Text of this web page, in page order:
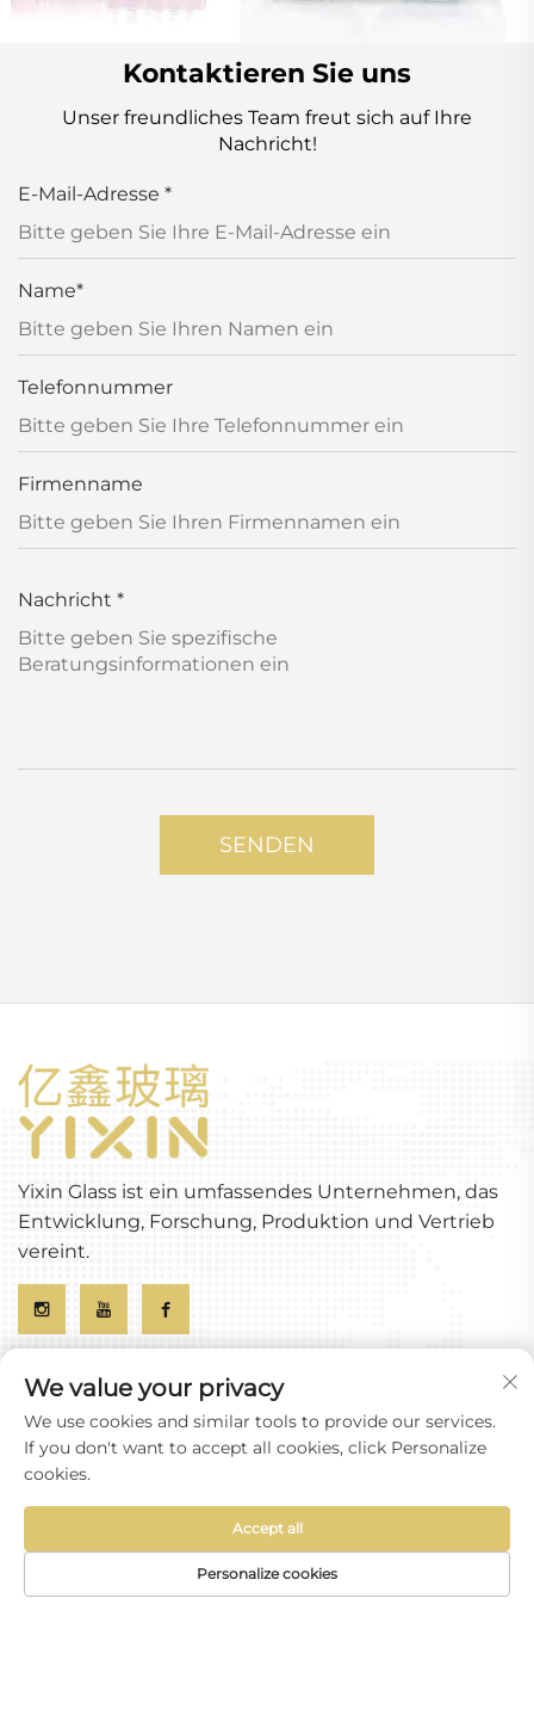
Kontaktieren Sie uns
Unser freundliches Team freut sich auf Ihre
Nachricht!
E-Mail-Adresse *
Name*
Telefonnummer
Firmenname
Nachricht *
SENDEN
Yixin Glass ist ein umfassendes Unternehmen, das
Entwicklung, Forschung, Produktion und Vertrieb
vereint.
Schnelllinks
Über uns
Dienstleistungen Details
Allgemeine Geschäftsbedingungen
We value your privacy
We use cookies and similar tools to provide our services.
If you don't want to accept all cookies, click Personalize
cookies.
Personalize cookies
Accept all